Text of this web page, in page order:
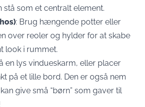
stå som et centralt element.
: Brug hængende potter eller
over reoler og hylder for at skabe
look i rummet.
en lys vindueskarm, eller placer
på et lille bord. Den er også nem
give små “børn” som gaver til